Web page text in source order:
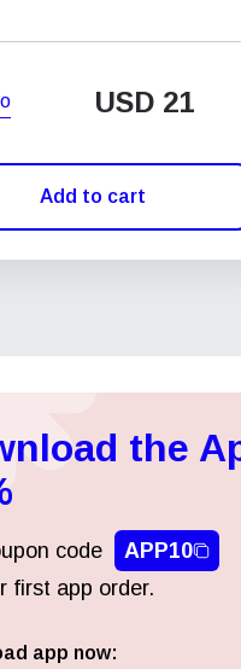
USD 21
Add to cart
the
code
APP10
first app order.
app now: